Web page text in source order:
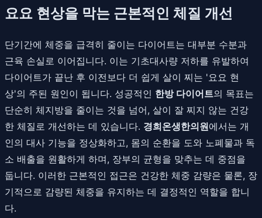
요요 현상을 막는 근본적인 체질 개선
단기간에 체중을 급격히 줄이는 다이어트는 대부분 수분과
근육 손실로 이어집니다. 이는 기초대사량 저하를 유발하여
다이어트가 끝난 후 이전보다 더 쉽게 살이 찌는 '요요 현
상'의 주된 원인이 됩니다. 성공적인 한방 다이어트의 목표는
단순히 체지방을 줄이는 것을 넘어, 살이 잘 찌지 않는 건강
한 체질로 개선하는 데 있습니다. 경희온생한의원에서는 개
인의 대사 기능을 정상화하고, 몸의 순환을 도와 노폐물과 독
소 배출을 원활하게 하며, 장부의 균형을 맞추는 데 중점을
둡니다. 이러한 근본적인 접근은 건강한 체중 감량은 물론, 장
기적으로 감량된 체중을 유지하는 데 결정적인 역할을 합니
다.